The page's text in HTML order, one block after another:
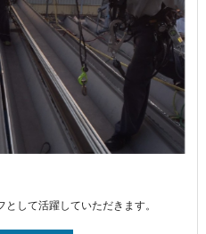
して活躍していただきます。